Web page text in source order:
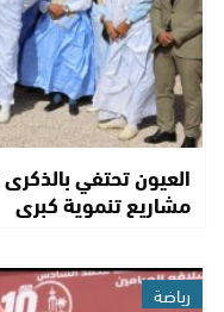
مشاريع تنموية كبرى
رياضة